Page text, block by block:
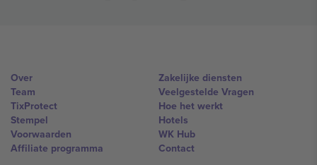
Over
Team
TixProtect
Stempel
Voorwaarden
Affiliate programma
Zakelijke diensten
Veelgestelde Vragen
Hoe het werkt
Hotels
WK Hub
Contact